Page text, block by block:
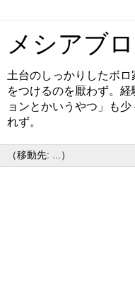
メシアブ
土台のしっかりしたボ
をつけるのを厭わず。
ョンとかいうやつ」も
れず。